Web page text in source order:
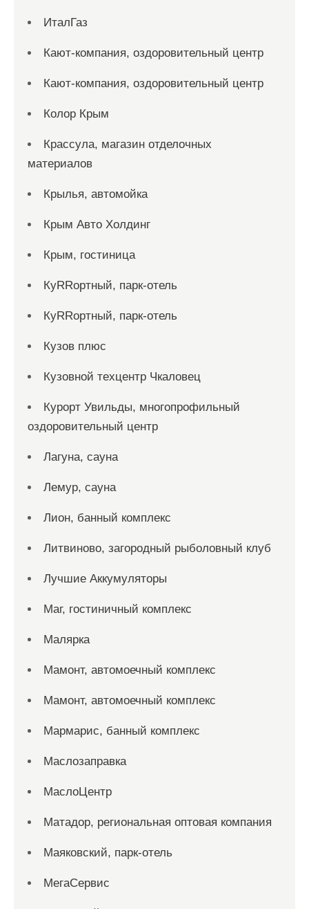
ИталГаз
Кают-компания, оздоровительный центр
Кают-компания, оздоровительный центр
Колор Крым
Крассула, магазин отделочных
материалов
Крылья, автомойка
Крым Авто Холдинг
Крым, гостиница
КуRRортный, парк-отель
КуRRортный, парк-отель
Кузов плюс
Кузовной техцентр Чкаловец
Курорт Увильды, многопрофильный
оздоровительный центр
Лагуна, сауна
Лемур, сауна
Лион, банный комплекс
Литвиново, загородный рыболовный клуб
Лучшие Аккумуляторы
Маг, гостиничный комплекс
Малярка
Мамонт, автомоечный комплекс
Мамонт, автомоечный комплекс
Мармарис, банный комплекс
Маслозаправка
МаслоЦентр
Матадор, региональная оптовая компания
Маяковский, парк-отель
МегаСервис